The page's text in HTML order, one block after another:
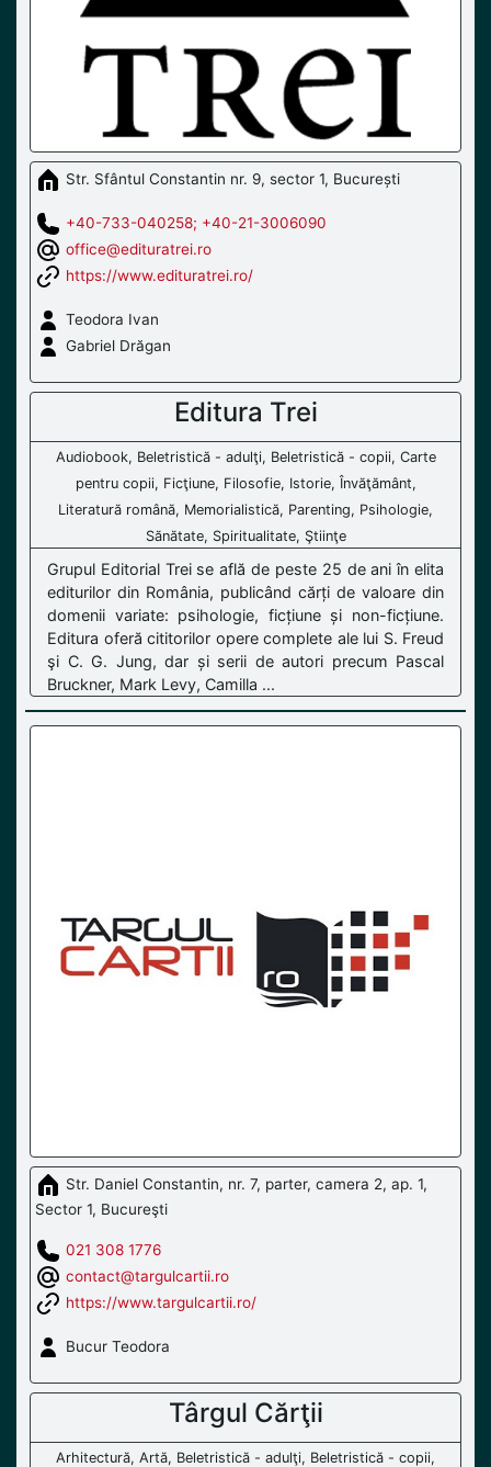
Str. Sfântul Constantin nr. 9, sector 1, București
+40-733-040258; +40-21-3006090
office@edituratrei.ro
https://www.edituratrei.ro/
Teodora Ivan
Gabriel Drăgan
Editura Trei
Audiobook, Beletristică - adulţi, Beletristică - copii, Carte
pentru copii, Ficţiune, Filosofie, Istorie, Învăţământ,
Literatură română, Memorialistică, Parenting, Psihologie,
Sănătate, Spiritualitate, Ştiinţe
Grupul Editorial Trei se află de peste 25 de ani în elita
editurilor din România, publicând cărți de valoare din
domenii variate: psihologie, ficțiune și non-ficțiune.
Editura oferă cititorilor opere complete ale lui S. Freud
şi C. G. Jung, dar și serii de autori precum Pascal
Bruckner, Mark Levy, Camilla ...
Str. Daniel Constantin, nr. 7, parter, camera 2, ap. 1,
Sector 1, Bucureşti
021 308 1776
contact@targulcartii.ro
https://www.targulcartii.ro/
Bucur Teodora
Târgul Cărţii
Arhitectură, Artă, Beletristică - adulţi, Beletristică - copii,